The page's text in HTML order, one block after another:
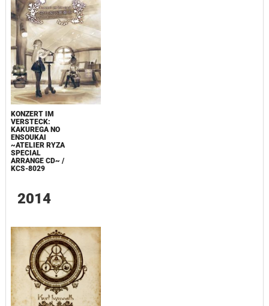
KONZERT IM
VERSTECK:
KAKUREGA NO
ENSOUKAI
~ATELIER RYZA
SPECIAL
ARRANGE CD~ /
KCS-8029
2014